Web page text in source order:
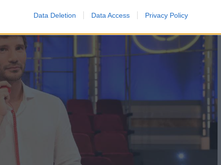
Data Deletion Data Access Privacy Policy